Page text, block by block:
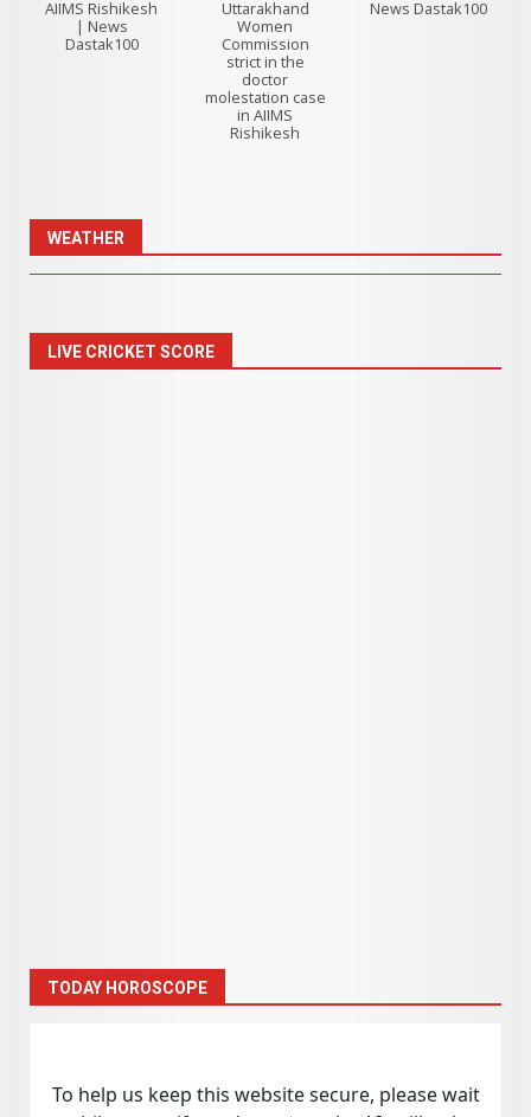
AIIMS Rishikesh
| News
Dastak100
Uttarakhand
Women
Commission
strict in the
doctor
molestation case
in AIIMS
Rishikesh
News Dastak100
WEATHER
LIVE CRICKET SCORE
TODAY HOROSCOPE